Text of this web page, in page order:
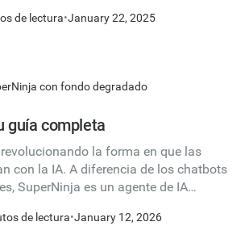
sociales hasta el envío de
móviles. A continuación te
puedes sacarle el máximo partido:
de lectura•January 22, 2025
guía completa
la forma en que las
con la IA. A diferencia de los chatbots
SuperNinja es un agente de IA
trabajo completos de principio a fin.
de lectura•January 12, 2026